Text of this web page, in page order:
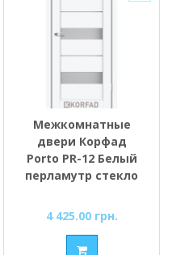
Межкомнатные
двери Корфад
Porto PR-12 Белый
перламутр стекло
4 425.00 грн.